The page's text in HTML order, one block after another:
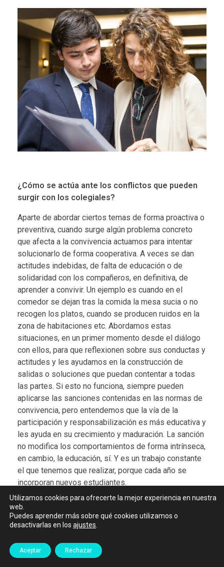
¿Cómo se actúa ante los conflictos que pueden
surgir con los colegiales?
Aparte de abordar ciertos temas de forma proactiva o
preventiva, cuando surge algún problema concreto
que afecta a la convivencia actuamos para intentar
solucionarlo de forma cooperativa. A veces se dan
actitudes indebidas, de falta de educación o de
solidaridad con los compañeros, en definitiva, de
aprender a convivir. Un ejemplo es cuando en el
comedor se dejan tras la comida la mesa sucia o no
recogen los platos, cuando se producen ruidos en la
zona de habitaciones etc. Abordamos estas
situaciones, en un primer momento desde el diálogo
con ellos, para que reflexionen sobre sus conductas y
actitudes y les ayudamos en la construcción de
salidas o soluciones que puedan contentar a todas
las partes. Si esto no funciona, siempre pueden
aplicarse las sanciones contenidas en las normas de
convivencia, pero entendemos que la vía de la
participación y responsabilización es más educativa y
les ayuda en su crecimiento y maduración. La sanción
no modifica los comportamientos de forma intrínseca,
en cambio, la educación, sí. Y es un trabajo constante
el que tenemos que realizar, porque cada año se
incorporan nuevos estudiantes.
Una de las herramientas que se utilizan para
convivencia es la mediación. ¿Cómo se aplica en
el Colegio Mayor?
Utilizamos cookies para ofrecerte la mejor experiencia en nuestra
web.
Puedes aprender más sobre qué cookies utilizamos o
desactivarlas en los ajustes
Aceptar Rechazar